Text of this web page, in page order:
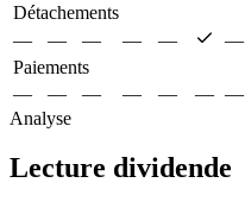
Détachements
—
— — — — —
Paiements
—
— — — — — —
Analyse
Lecture dividende